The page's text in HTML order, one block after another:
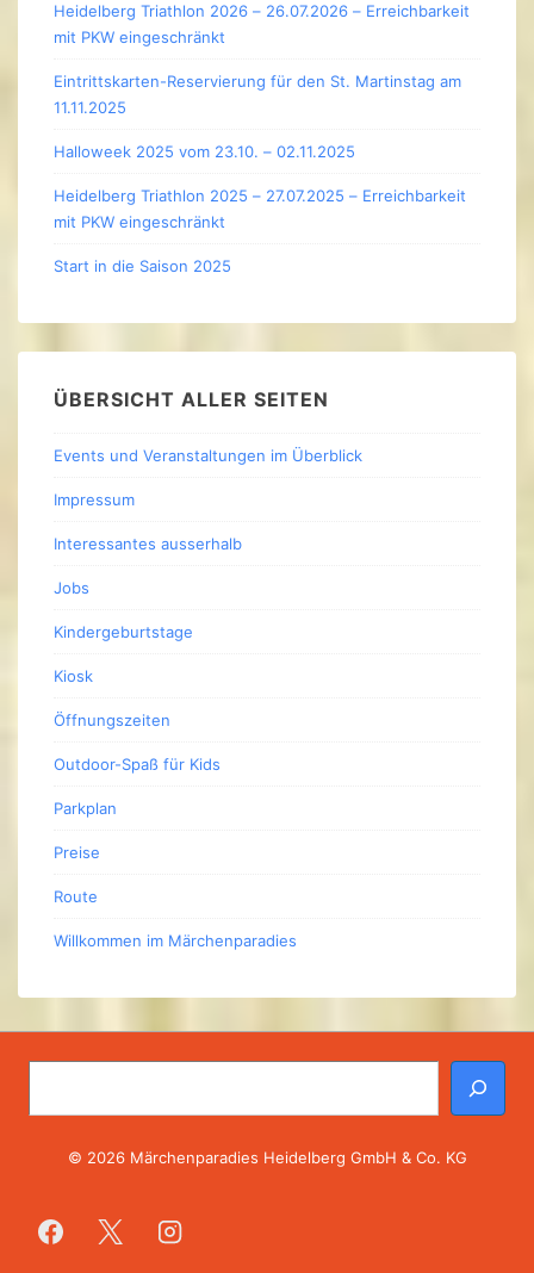
Heidelberg Triathlon 2026 – 26.07.2026 – Erreichbarkeit
mit PKW eingeschränkt
Eintrittskarten-Reservierung für den St. Martinstag am
11.11.2025
Halloweek 2025 vom 23.10. – 02.11.2025
Heidelberg Triathlon 2025 – 27.07.2025 – Erreichbarkeit
mit PKW eingeschränkt
Start in die Saison 2025
ÜBERSICHT ALLER SEITEN
Events und Veranstaltungen im Überblick
Impressum
Interessantes ausserhalb
Jobs
Kindergeburtstage
Kiosk
Öffnungszeiten
Outdoor-Spaß für Kids
Parkplan
Preise
Route
Willkommen im Märchenparadies
© 2026 Märchenparadies Heidelberg GmbH & Co. KG